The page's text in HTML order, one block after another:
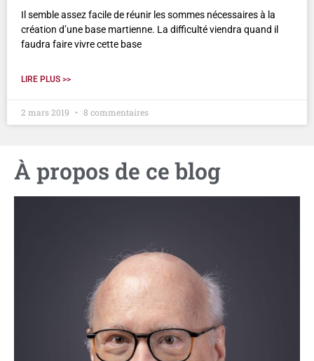
Il semble assez facile de réunir les sommes nécessaires à la
création d’une base martienne. La difficulté viendra quand il
faudra faire vivre cette base
LIRE PLUS >>
2 mars 2019 8 commentaires
À propos de ce blog